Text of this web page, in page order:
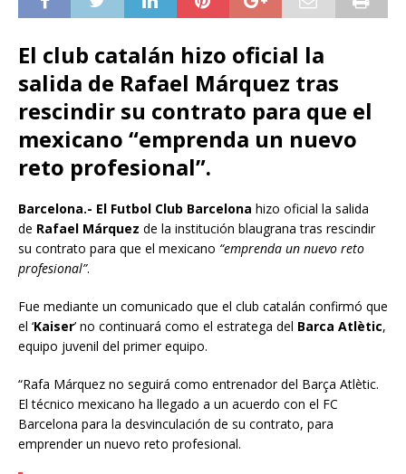
El club catalán hizo oficial la
salida de Rafael Márquez tras
rescindir su contrato para que el
mexicano “emprenda un nuevo
reto profesional”.
Barcelona.- El Futbol Club Barcelona hizo oficial la salida
de Rafael Márquez de la institución blaugrana tras rescindir
su contrato para que el mexicano “emprenda un nuevo reto
profesional”.
Fue mediante un comunicado que el club catalán confirmó que
el ‘Kaiser’ no continuará como el estratega del Barca Atlètic,
equipo juvenil del primer equipo.
“Rafa Márquez no seguirá como entrenador del Barça Atlètic.
El técnico mexicano ha llegado a un acuerdo con el FC
Barcelona para la desvinculación de su contrato, para
emprender un nuevo reto profesional.